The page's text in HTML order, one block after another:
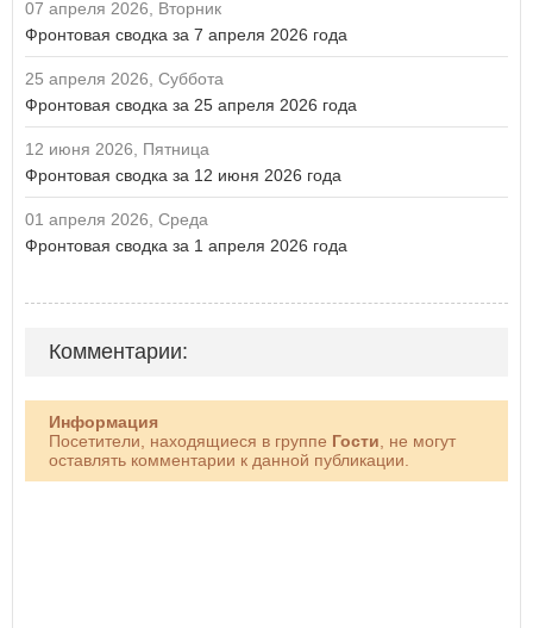
07 апреля 2026, Вторник
Фронтовая сводка за 7 апреля 2026 года
25 апреля 2026, Суббота
Фронтовая сводка за 25 апреля 2026 года
12 июня 2026, Пятница
Фронтовая сводка за 12 июня 2026 года
01 апреля 2026, Среда
Фронтовая сводка за 1 апреля 2026 года
Комментарии:
Информация
Посетители, находящиеся в группе Гости , не могут
оставлять комментарии к данной публикации.